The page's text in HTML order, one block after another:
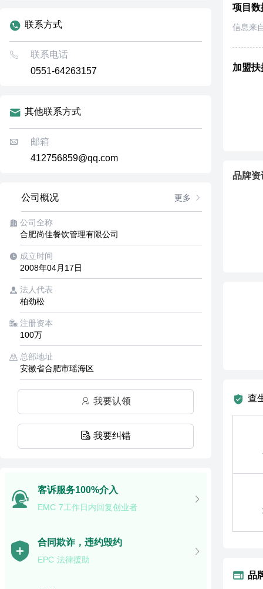
联系方式
联系电话
0551-64263157
其他联系方式
邮箱
412756859@qq.com
公司概况 更多
公司全称
合肥尚佳餐饮管理有限公司
成立时间
2008年04月17日
法人代表
柏劲松
注册资本
100万
总部地址
安徽省合肥市瑶海区
我要认领
我要纠错
客诉服务100%介入
EMC 7工作日内回复创业者
合同欺诈，违约毁约
EPC 法律援助
项目数
信息来
加盟扶
品牌资
查
品